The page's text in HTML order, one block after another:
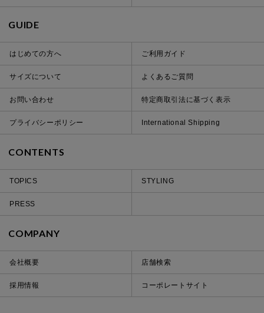
GUIDE
はじめての方へ ご利用ガイド
サイズについて よくあるご質問
お問い合わせ 特定商取引法に基づく表示
プライバシーポリシー International Shipping
CONTENTS
TOPICS STYLING
PRESS
COMPANY
会社概要 店舗検索
採用情報 コーポレートサイト